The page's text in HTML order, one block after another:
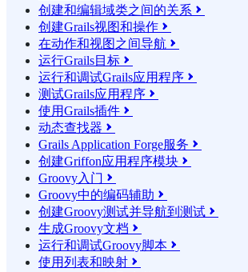
创建和编辑域类之间的关系 
创建Grails视图和操作 
在动作和视图之间导航 
运行Grails目标 
运行和调试Grails应用程序 
测试Grails应用程序 
使用Grails插件 
动态查找器 
Grails Application Forge服务 
创建Griffon应用程序模块 
Groovy入门 
Groovy中的编码辅助 
创建Groovy测试并导航到测试 
生成Groovy文档 
运行和调试Groovy脚本 
使用列表和映射 